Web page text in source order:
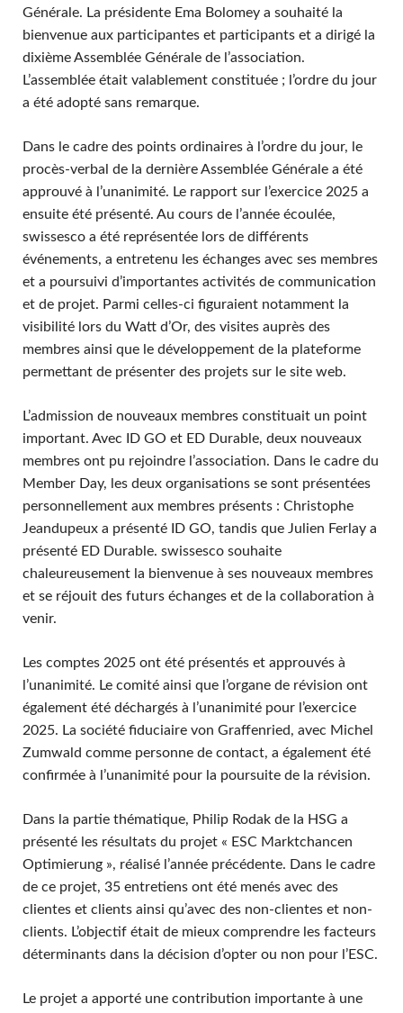
Générale. La présidente Ema Bolomey a souhaité la
bienvenue aux participantes et participants et a dirigé la
dixième Assemblée Générale de l’association.
L’assemblée était valablement constituée ; l’ordre du jour
a été adopté sans remarque.
Dans le cadre des points ordinaires à l’ordre du jour, le
procès-verbal de la dernière Assemblée Générale a été
approuvé à l’unanimité. Le rapport sur l’exercice 2025 a
ensuite été présenté. Au cours de l’année écoulée,
swissesco a été représentée lors de différents
événements, a entretenu les échanges avec ses membres
et a poursuivi d’importantes activités de communication
et de projet. Parmi celles-ci figuraient notamment la
visibilité lors du Watt d’Or, des visites auprès des
membres ainsi que le développement de la plateforme
permettant de présenter des projets sur le site web.
L’admission de nouveaux membres constituait un point
important. Avec ID GO et ED Durable, deux nouveaux
membres ont pu rejoindre l’association. Dans le cadre du
Member Day, les deux organisations se sont présentées
personnellement aux membres présents : Christophe
Jeandupeux a présenté ID GO, tandis que Julien Ferlay a
présenté ED Durable. swissesco souhaite
chaleureusement la bienvenue à ses nouveaux membres
et se réjouit des futurs échanges et de la collaboration à
venir.
Les comptes 2025 ont été présentés et approuvés à
l’unanimité. Le comité ainsi que l’organe de révision ont
également été déchargés à l’unanimité pour l’exercice
2025. La société fiduciaire von Graffenried, avec Michel
Zumwald comme personne de contact, a également été
confirmée à l’unanimité pour la poursuite de la révision.
Dans la partie thématique, Philip Rodak de la HSG a
présenté les résultats du projet « ESC Marktchancen
Optimierung », réalisé l’année précédente. Dans le cadre
de ce projet, 35 entretiens ont été menés avec des
clientes et clients ainsi qu’avec des non-clientes et non-
clients. L’objectif était de mieux comprendre les facteurs
déterminants dans la décision d’opter ou non pour l’ESC.
Le projet a apporté une contribution importante à une